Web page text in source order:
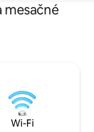
mesačné
Wi-Fi